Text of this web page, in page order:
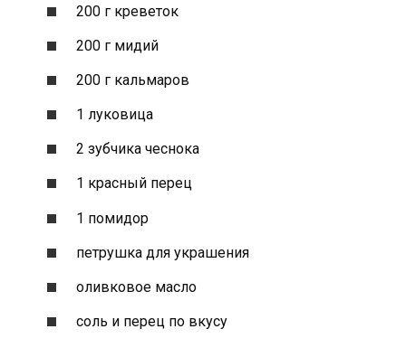
200 г креветок
200 г мидий
200 г кальмаров
1 луковица
2 зубчика чеснока
1 красный перец
1 помидор
петрушка для украшения
оливковое масло
соль и перец по вкусу